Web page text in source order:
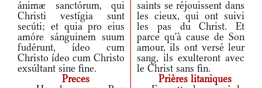
ánimæ sanctórum, qui
Christi vestígia sunt
secúti; et quia pro eius
amóre sánguinem suum
fudérunt, ídeo cum
Christo ídeo cum Christo
exsúltant sine fine.
saints se réjouissent dans
les cieux, qui ont suivi
les pas du Christ. Et
parce qu'à cause de Son
amour, ils ont versé leur
sang, ils exulteront avec
le Christ sans fin.
Preces
Prières litaniques